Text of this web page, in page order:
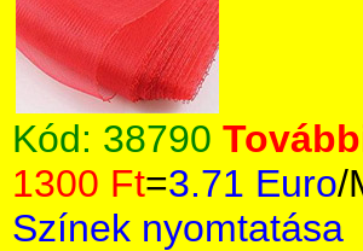
Kód: 38790
1300 Ft=3.71 Euro/
Színek nyomtatása